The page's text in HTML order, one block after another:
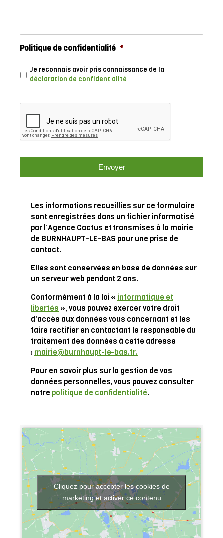
Politique de confidentialité *
Je reconnais avoir pris connaissance de la
déclaration de confidentialité
Les informations recueillies sur ce formulaire
sont enregistrées dans un fichier informatisé
par l’Agence Cactus et transmises à la mairie
de BURNHAUPT-LE-BAS pour une prise de
contact.
Elles sont conservées en base de données sur
un serveur web pendant 2 ans.
Conformément à la loi « informatique et
libertés », vous pouvez exercer votre droit
d’accès aux données vous concernant et les
faire rectifier en contactant le responsable du
traitement des données à cette adresse
: mairie@burnhaupt-le-bas.fr.
Pour en savoir plus sur la gestion de vos
données personnelles, vous pouvez consulter
notre politique de confidentialité.
Cliquez pour accepter les cookies de
marketing et activer ce contenu